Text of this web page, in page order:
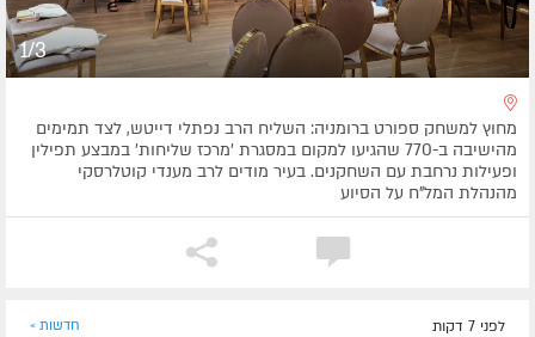
1/3
מחוץ למשחק ספורט ברומניה: השליח הרב נפתלי דייטש, לצד תמימים
מהישיבה ב-770 שהגיעו למקום במסגרת 'מרכז שליחות' במבצע תפילין
ופעילות נרחבת עם השחקנים. בעיר מודים לרב מענדי קוטלרסקי
מהנהלת המל"ח על הסיוע
לפני 7 דקות חדשות »